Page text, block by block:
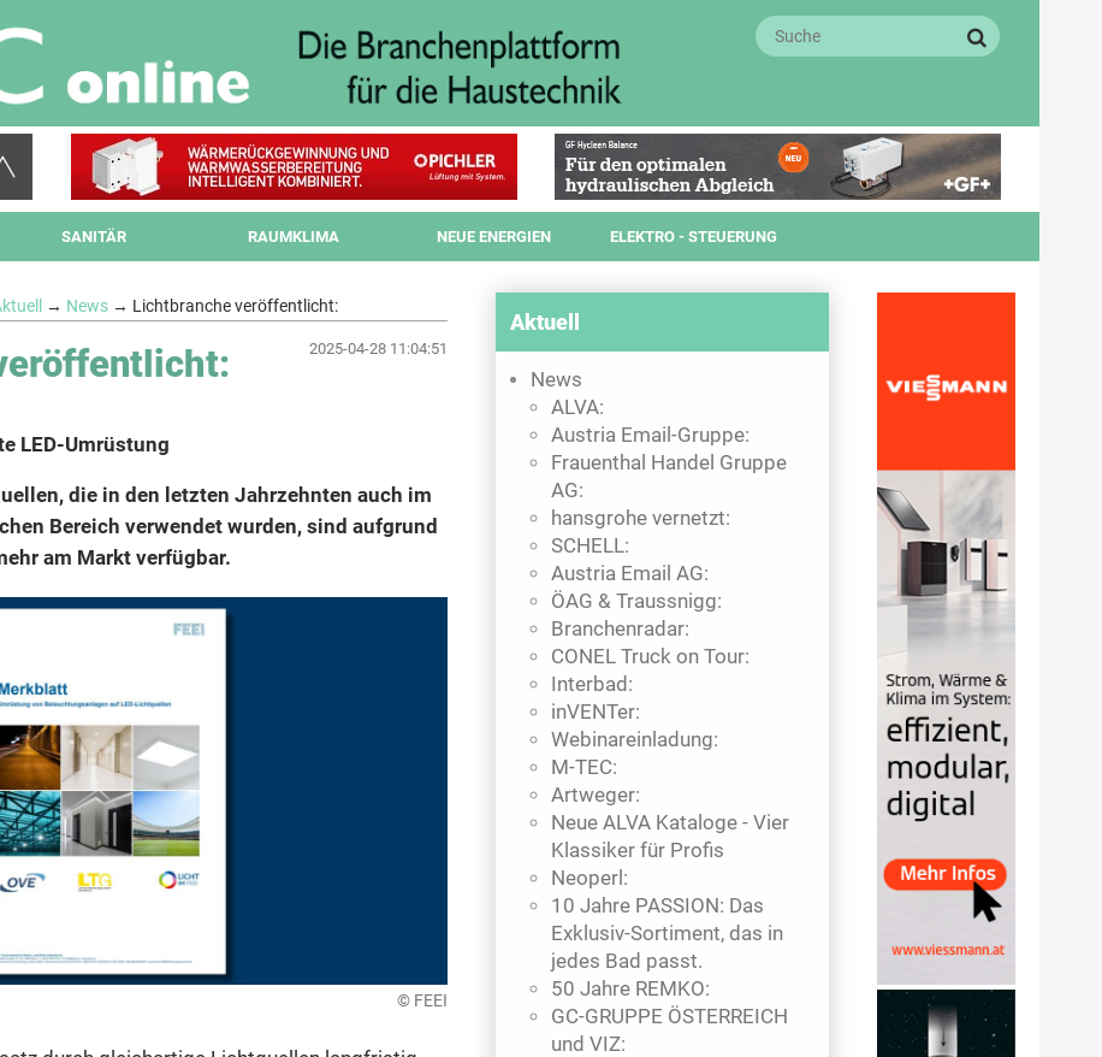
SANITÄR RAUMKLIMA NEUE ENERGIEN ELEKTRO - STEUERUNG
→ News → Lichtbranche veröffentlicht:
2025-04-28 11:04:51
LED-Umrüstung
die in den letzten Jahrzehnten auch im
Bereich verwendet wurden, sind aufgrund
am Markt verfügbar.
© FEEI
Aktuell
News
ALVA:
Austria Email-Gruppe:
Frauenthal Handel Gruppe
AG:
hansgrohe vernetzt:
SCHELL:
Austria Email AG:
ÖAG & Traussnigg:
Branchenradar:
CONEL Truck on Tour:
Interbad:
inVENTer:
Webinareinladung:
M-TEC:
Artweger:
Neue ALVA Kataloge - Vier
Klassiker für Profis
Neoperl:
10 Jahre PASSION: Das
Exklusiv-Sortiment, das in
jedes Bad passt.
50 Jahre REMKO:
GC-GRUPPE ÖSTERREICH
und VIZ: